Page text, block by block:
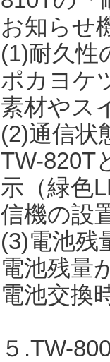
お知らせ
(1)耐久性
ポカヨケ
素材やス
(2)通信状
TW-820T
示（緑色
信機の設
(3)電池残
電池残量
電池交換
５.TW-